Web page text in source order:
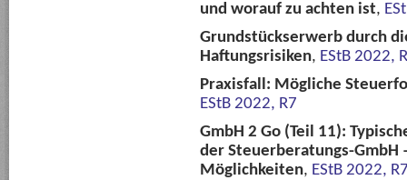
und worauf zu achten ist,
Grundstückserwerb durch
Haftungsrisiken, EStB 2022,
Praxisfall: Mögliche
EStB 2022, R7
GmbH 2 Go (Teil 11):
der Steuerberatungs-GmbH
Möglichkeiten, EStB 2022,